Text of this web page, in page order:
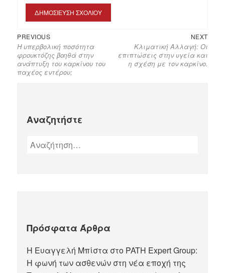
PREVIOUS
Η υπερβολική ποσότητα
φρουκτόζης βοηθά στην
ανάπτυξη του καρκίνου του
παχέος εντέρου;
NEXT
Κλιματική Αλλαγή: Οι
επιπτώσεις στην υγεία και
η σχέση με τον καρκίνο.
Αναζητήστε
Πρόσφατα Άρθρα
Η Ευαγγελή Μπίστα στο PATH Expert Group:
Η φωνή των ασθενών στη νέα εποχή της